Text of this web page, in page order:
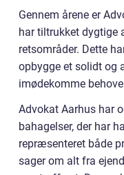
Gennem årene er
har tiltrukket dygtige
retsområder. Dette
opbygge et solidt og
imødekomme
Advokat Aarhus har
bahagelser, der har
repræsenteret både
sager om alt fra